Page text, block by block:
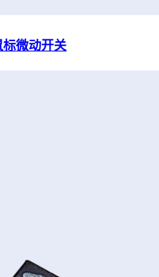
标微动开关